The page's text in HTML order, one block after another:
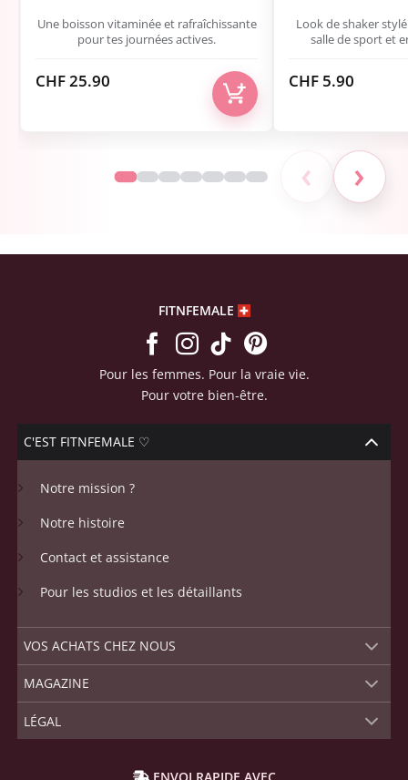
Une boisson vitaminée et rafraîchissante
pour tes journées actives.
CHF25.90
Look de shaker
salle de sport et
CHF 5.90
‹ ›
FITNFEMALE
Pour les femmes. Pour la vraie vie.
Pour votre bien-être.
C'EST FITNFEMALE ♡
Notre mission ?
Notre histoire
Contact et assistance
Pour les studios et les détaillants
VOS ACHATS CHEZ NOUS
MAGAZINE
LÉGAL